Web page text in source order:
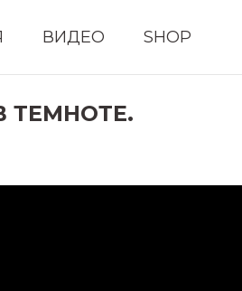
ВИДЕО SHOP
ТЕМНОТЕ.